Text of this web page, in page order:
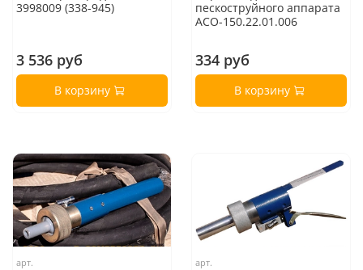
3998009 (338-945)
3 536 руб
В корзину
пескоструйного аппарата
АСО-150.22.01.006
334 руб
В корзину
арт. арт.